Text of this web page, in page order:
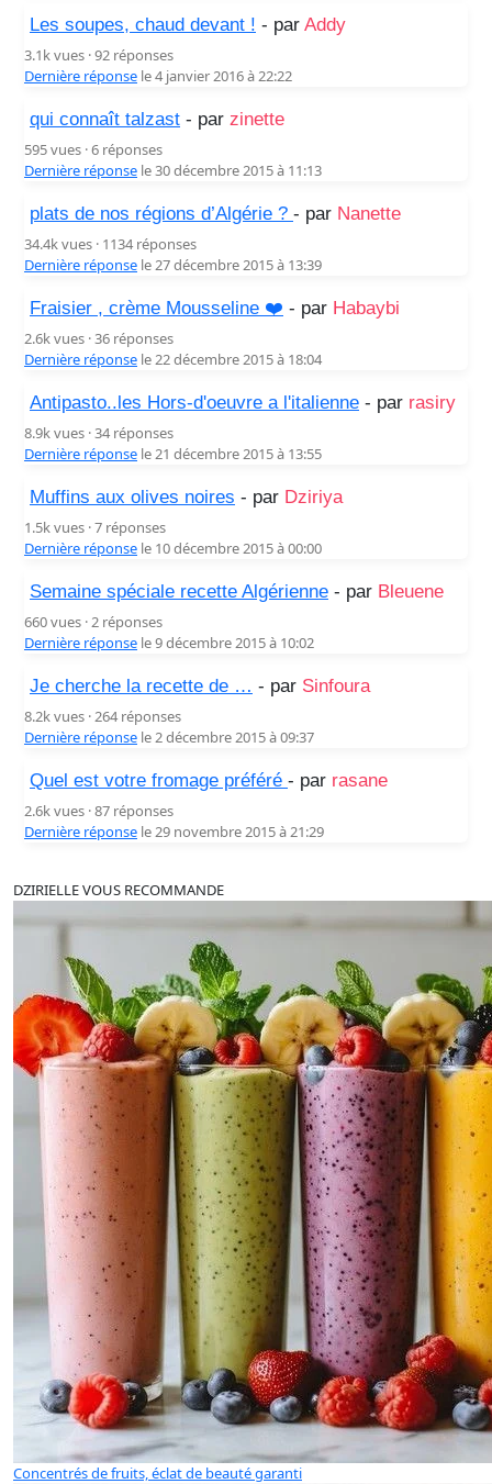
Les soupes, chaud devant ! - par Addy
3.1k vues · 92 réponses
Dernière réponse le 4 janvier 2016 à 22:22
qui connaît talzast - par zinette
595 vues · 6 réponses
Dernière réponse le 30 décembre 2015 à 11:13
plats de nos régions d’Algérie ? - par Nanette
34.4k vues · 1134 réponses
Dernière réponse le 27 décembre 2015 à 13:39
Fraisier , crème Mousseline ❤️ - par Habaybi
2.6k vues · 36 réponses
Dernière réponse le 22 décembre 2015 à 18:04
Antipasto..les Hors-d'oeuvre a l'italienne - par rasiry
8.9k vues · 34 réponses
Dernière réponse le 21 décembre 2015 à 13:55
Muffins aux olives noires - par Dziriya
1.5k vues · 7 réponses
Dernière réponse le 10 décembre 2015 à 00:00
Semaine spéciale recette Algérienne - par Bleuene
660 vues · 2 réponses
Dernière réponse le 9 décembre 2015 à 10:02
Je cherche la recette de … - par Sinfoura
8.2k vues · 264 réponses
Dernière réponse le 2 décembre 2015 à 09:37
Quel est votre fromage préféré - par rasane
2.6k vues · 87 réponses
Dernière réponse le 29 novembre 2015 à 21:29
DZIRIELLE VOUS RECOMMANDE
Concentrés de fruits, éclat de beauté garanti